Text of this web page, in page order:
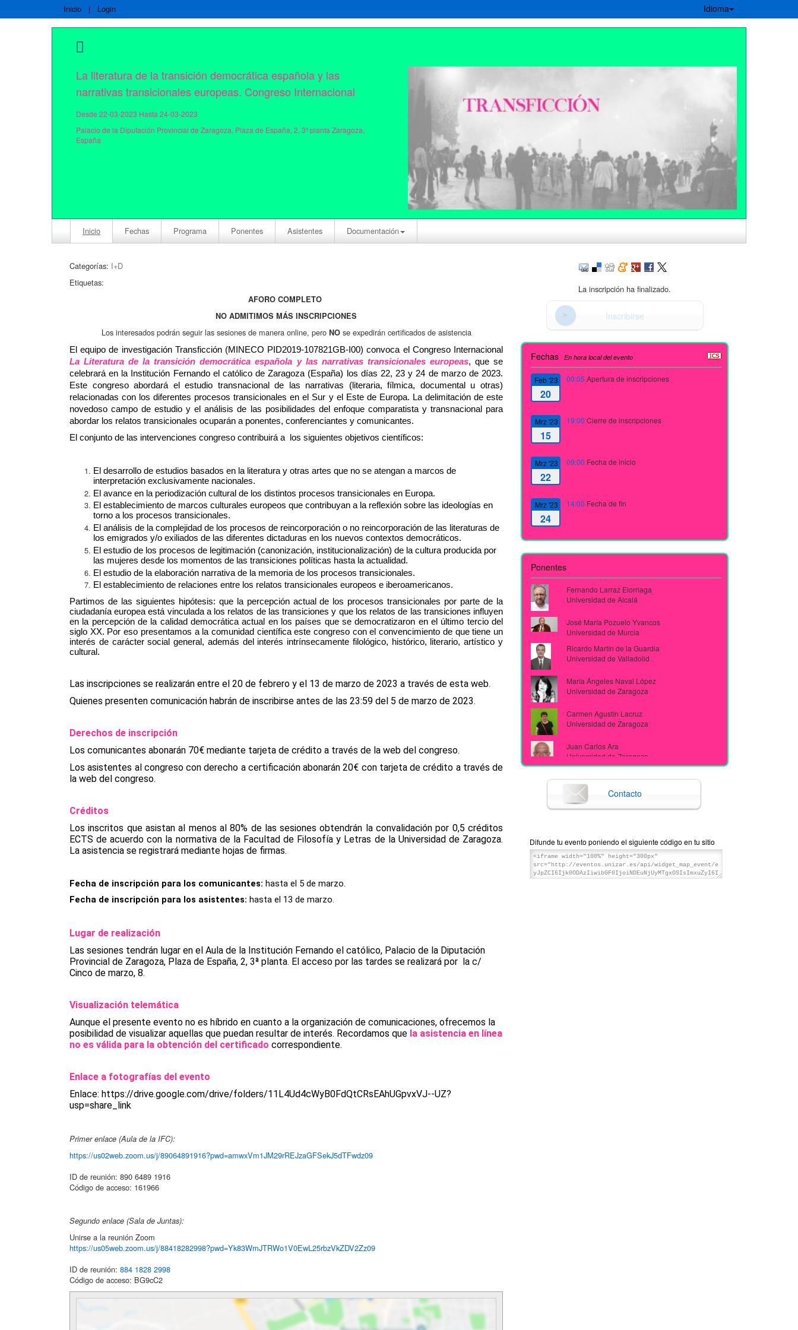
Inicio | Login Idioma
La literatura de la transición democrática española y las
narrativas transicionales europeas. Congreso Internacional
Desde 22-03-2023 Hasta 24-03-2023
Palacio de la Diputación Provincial de Zaragoza, Plaza de España, 2, 3ª planta Zaragoza,
España
Inicio Fechas Programa Ponentes Asistentes Documentación
Categorías: I+D
Etiquetas:
AFORO COMPLETO
NO ADMITIMOS MÁS INSCRIPCIONES
Los interesados podrán seguir las sesiones de manera online, pero NO se expedirán certificados de asistencia
La Literatura de la transición democrática española y las narrativas transicionales europeas, que se
celebrará en la Institución Fernando el católico de Zaragoza (España) los días 22, 23 y 24 de marzo de 2023.
Este congreso abordará el estudio transnacional de las narrativas (literaria, fílmica, documental u otras)
relacionadas con los diferentes procesos transicionales en el Sur y el Este de Europa. La delimitación de este
novedoso campo de estudio y el análisis de las posibilidades del enfoque comparatista y transnacional para
abordar los relatos transicionales ocuparán a ponentes, conferenciantes y comunicantes.
El conjunto de las intervenciones congreso contribuirá a  los siguientes objetivos científicos:
El desarrollo de estudios basados en la literatura y otras artes que no se atengan a marcos de
interpretación exclusivamente nacionales.
El avance en la periodización cultural de los distintos procesos transicionales en Europa.
El establecimiento de marcos culturales europeos que contribuyan a la reflexión sobre las ideologías en
torno a los procesos transicionales.
El análisis de la complejidad de los procesos de reincorporación o no reincorporación de las literaturas de
los emigrados y/o exiliados de las diferentes dictaduras en los nuevos contextos democráticos.
El estudio de los procesos de legitimación (canonización, institucionalización) de la cultura producida por
las mujeres desde los momentos de las transiciones políticas hasta la actualidad.
El estudio de la elaboración narrativa de la memoria de los procesos transicionales.
El establecimiento de relaciones entre los relatos transicionales europeos e iberoamericanos.
Partimos de las siguientes hipótesis: que la percepción actual de los procesos transicionales por parte de la
ciudadanía europea está vinculada a los relatos de las transiciones y que los relatos de las transiciones influyen
en la percepción de la calidad democrática actual en los países que se democratizaron en el último tercio del
siglo XX. Por eso presentamos a la comunidad científica este congreso con el convencimiento de que tiene un
interés de carácter social general, además del interés intrínsecamente filológico, histórico, literario, artístico y
cultural.
Las inscripciones se realizarán entre el 20 de febrero y el 13 de marzo de 2023 a través de esta web.
Quienes presenten comunicación habrán de inscribirse antes de las 23:59 del 5 de marzo de 2023.
Derechos de inscripción
Los comunicantes abonarán 70€ mediante tarjeta de crédito a través de la web del congreso.
Los asistentes al congreso con derecho a certificación abonarán 20€ con tarjeta de crédito a través de
la web del congreso.
Créditos
Los inscritos que asistan al menos al 80% de las sesiones obtendrán la convalidación por 0,5 créditos
ECTS de acuerdo con la normativa de la Facultad de Filosofía y Letras de la Universidad de Zaragoza.
La asistencia se registrará mediante hojas de firmas.
Fecha de inscripción para los comunicantes: hasta el 5 de marzo.
Fecha de inscripción para los asistentes: hasta el 13 de marzo.
Lugar de realización
Las sesiones tendrán lugar en el Aula de la Institución Fernando el católico, Palacio de la Diputación
Provincial de Zaragoza, Plaza de España, 2, 3ª planta. El acceso por las tardes se realizará por  la c/
Cinco de marzo, 8.
Visualización telemática
Aunque el presente evento no es híbrido en cuanto a la organización de comunicaciones, ofrecemos la
posibilidad de visualizar aquellas que puedan resultar de interés. Recordamos que la asistencia en línea
no es válida para la obtención del certificado correspondiente.
Enlace a fotografías del evento
Enlace: https://drive.google.com/drive/folders/11L4Ud4cWyB0FdQtCRsEAhUGpvxVJ--UZ?
usp=share_link
Primer enlace (Aula de la IFC):
https://us02web.zoom.us/j/89064891916?pwd=amwxVm1JM29rREJzaGFSekJ5dTFwdz09
ID de reunión: 890 6489 1916
Código de acceso: 161966
Segundo enlace (Sala de Juntas):
Unirse a la reunión Zoom
https://us05web.zoom.us/j/88418282998?pwd=Yk83WmJTRWo1V0EwL25rbzVkZDV2Zz09
ID de reunión: 884 1828 2998
Código de acceso: BG9cC2
La inscripción ha finalizado.
Inscribirse
Fechas En hora local del evento
Feb '23
20
00:05 Apertura de inscripciones
Mrz '23
15
19:00 Cierre de inscripciones
Mrz '23
22
09:00 Fecha de inicio
Mrz '23
24
14:00 Fecha de fin
Ponentes
Fernando Larraz Elorriaga
Universidad de Alcalá
José María Pozuelo Yvancos
Universidad de Murcia
Ricardo Martín de la Guardia
Universidad de Valladolid
María Ángeles Naval López
Universidad de Zaragoza
Carmen Agustín Lacruz
Universidad de Zaragoza
Juan Carlos Ara
Universidad de Zaragoza
Athena Alchazidu
Masaryk University
Isabel Araújo Branco
Universidad de Zaragoza
Jiří Chalupa
Ostravská Univerzita
Contacto
Difunde tu evento poniendo el siguiente código en tu sitio